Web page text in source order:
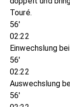
Touré.
56'
02:22
Einwechslung
56'
02:22
Auswechslung
56'